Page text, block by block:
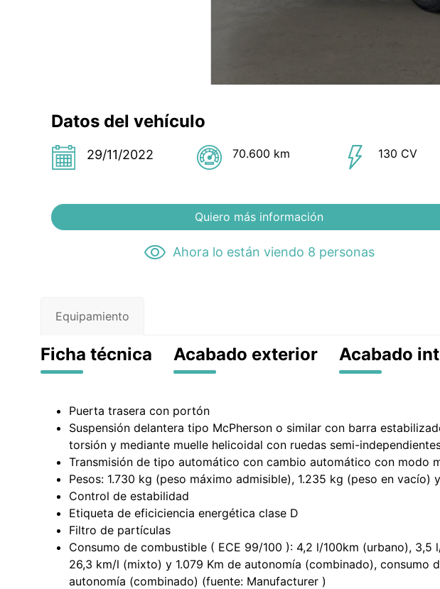
Datos del vehículo
29/11/2022 70.600 km 130 CV
Quiero más información
Ahora lo están viendo 8 personas
Equipamiento
Ficha técnica
Puerta trasera con portón
Suspensión delantera tipo McPherson o similar con barra
torsión y mediante muelle helicoidal con ruedas semi-
Transmisión de tipo automático con cambio automático con modo
Pesos: 1.730 kg (peso máximo admisible), 1.235 kg (peso en
Control de estabilidad
Etiqueta de eficiciencia energética clase D
Filtro de partículas
Consumo de combustible ( ECE 99/100 ): 4,2 l/100km (urbano),
26,3 km/l (mixto) y 1.079 Km de autonomía (combinado),
autonomía (combinado) (fuente: Manufacturer )
Acabado exterior Acabado